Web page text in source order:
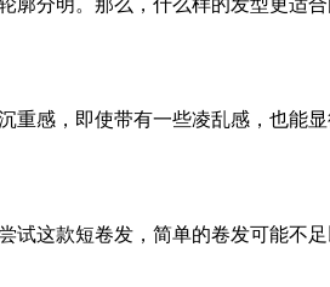
感，即使带有一些凌乱感，也能
这款短卷发，简单的卷发可能不